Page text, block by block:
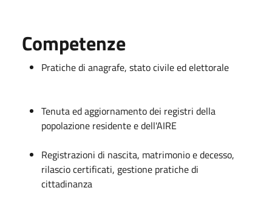
Competenze
Pratiche di anagrafe, stato civile ed elettorale
Tenuta ed aggiornamento dei registri della
popolazione residente e dell'AIRE
Registrazioni di nascita, matrimonio e decesso,
rilascio certificati, gestione pratiche di
cittadinanza